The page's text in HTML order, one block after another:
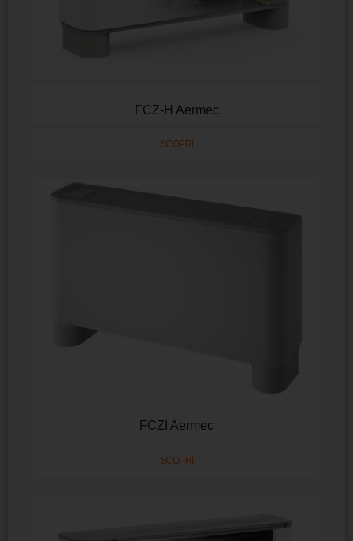
FCZ-H Aermec
SCOPRI
FCZI Aermec
SCOPRI